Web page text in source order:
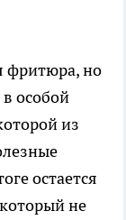
фритюра, но
особой
из
остается
не